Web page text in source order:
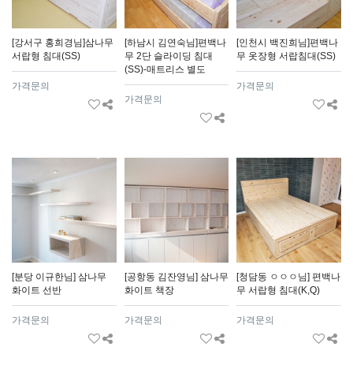
[강서구 홍희경님]삼나무
서랍형 침대(SS)
가격문의
[하남시 김연숙님]편백나
무 2단 슬라이딩 침대
(SS)-매트리스 별도
가격문의
[인천시 백진희님]편백나
무 옷장형 서랍침대(SS)
가격문의
[분당 이규한님] 삼나무
화이트 선반
가격문의
[공항동 김잔영님] 삼나무
화이트 책장
가격문의
[청담동 ㅇㅇㅇ님] 편백나
무 서랍형 침대(K,Q)
가격문의